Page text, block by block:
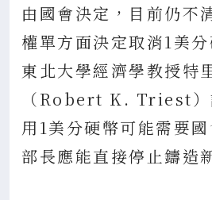
由國會決定，目前仍不
權單方面決定取消1美
東北大學經濟學教授特
（Robert K. Triest）
用1美分硬幣可能需要
部長應能直接停止鑄造